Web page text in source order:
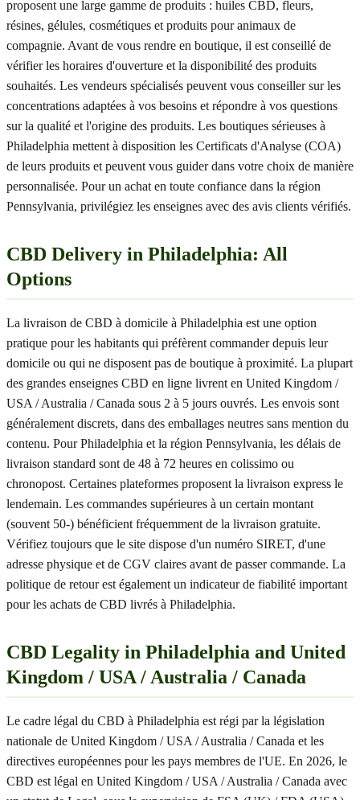
proposent une large gamme de produits : huiles CBD, fleurs,
résines, gélules, cosmétiques et produits pour animaux de
compagnie. Avant de vous rendre en boutique, il est conseillé de
vérifier les horaires d'ouverture et la disponibilité des produits
souhaités. Les vendeurs spécialisés peuvent vous conseiller sur les
concentrations adaptées à vos besoins et répondre à vos questions
sur la qualité et l'origine des produits. Les boutiques sérieuses à
Philadelphia mettent à disposition les Certificats d'Analyse (COA)
de leurs produits et peuvent vous guider dans votre choix de manière
personnalisée. Pour un achat en toute confiance dans la région
Pennsylvania, privilégiez les enseignes avec des avis clients vérifiés.
CBD Delivery in Philadelphia: All
Options
La livraison de CBD à domicile à Philadelphia est une option
pratique pour les habitants qui préfèrent commander depuis leur
domicile ou qui ne disposent pas de boutique à proximité. La plupart
des grandes enseignes CBD en ligne livrent en United Kingdom /
USA / Australia / Canada sous 2 à 5 jours ouvrés. Les envois sont
généralement discrets, dans des emballages neutres sans mention du
contenu. Pour Philadelphia et la région Pennsylvania, les délais de
livraison standard sont de 48 à 72 heures en colissimo ou
chronopost. Certaines plateformes proposent la livraison express le
lendemain. Les commandes supérieures à un certain montant
(souvent 50-) bénéficient fréquemment de la livraison gratuite.
Vérifiez toujours que le site dispose d'un numéro SIRET, d'une
adresse physique et de CGV claires avant de passer commande. La
politique de retour est également un indicateur de fiabilité important
pour les achats de CBD livrés à Philadelphia.
CBD Legality in Philadelphia and United
Kingdom / USA / Australia / Canada
Le cadre légal du CBD à Philadelphia est régi par la législation
nationale de United Kingdom / USA / Australia / Canada et les
directives européennes pour les pays membres de l'UE. En 2026, le
CBD est légal en United Kingdom / USA / Australia / Canada avec